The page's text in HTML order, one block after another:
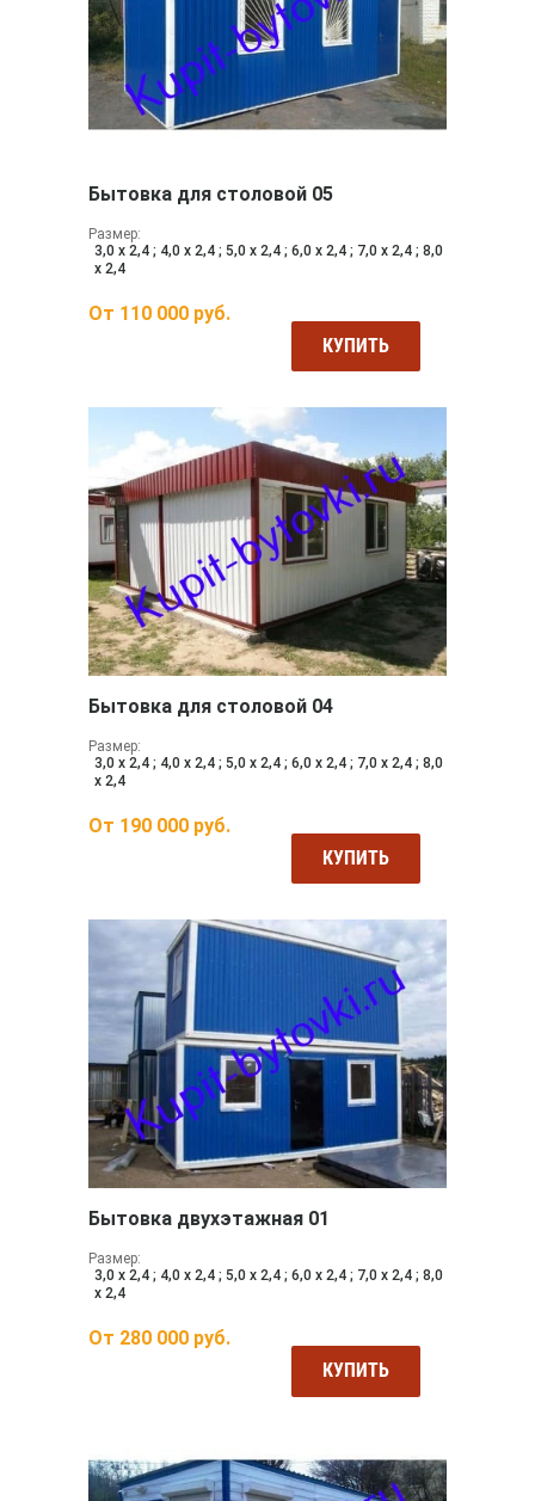
Бытовка для столовой 05
Размер:
3,0 х 2,4 ; 4,0 х 2,4 ; 5,0 х 2,4 ; 6,0 х 2,4 ; 7,0 х 2,4 ; 8,0
х 2,4
От 110 000 руб.
КУПИТЬ
Бытовка для столовой 04
Размер:
3,0 х 2,4 ; 4,0 х 2,4 ; 5,0 х 2,4 ; 6,0 х 2,4 ; 7,0 х 2,4 ; 8,0
х 2,4
От 190 000 руб.
КУПИТЬ
Бытовка двухэтажная 01
Размер:
3,0 х 2,4 ; 4,0 х 2,4 ; 5,0 х 2,4 ; 6,0 х 2,4 ; 7,0 х 2,4 ; 8,0
х 2,4
От 280 000 руб.
КУПИТЬ